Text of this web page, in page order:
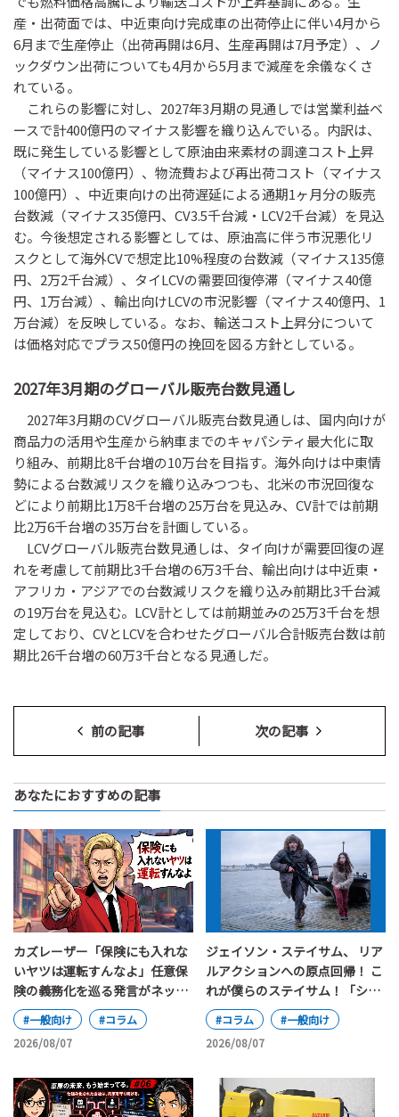
産・出荷面では、中近東向け完成車の出荷停止に伴い4月から
6月まで生産停止（出荷再開は6月、生産再開は7月予定）、ノ
ックダウン出荷についても4月から5月まで減産を余儀なくさ
れている。
これらの影響に対し、2027年3月期の見通しでは営業利益ベ
ースで計400億円のマイナス影響を織り込んでいる。内訳は、
既に発生している影響として原油由来素材の調達コスト上昇
（マイナス100億円）、物流費および再出荷コスト（マイナス
100億円）、中近東向けの出荷遅延による通期1ヶ月分の販売
台数減（マイナス35億円、CV3.5千台減・LCV2千台減）を見込
む。今後想定される影響としては、原油高に伴う市況悪化リ
スクとして海外CVで想定比10%程度の台数減（マイナス135億
円、2万2千台減）、タイLCVの需要回復停滞（マイナス40億
円、1万台減）、輸出向けLCVの市況影響（マイナス40億円、1
万台減）を反映している。なお、輸送コスト上昇分について
は価格対応でプラス50億円の挽回を図る方針としている。
2027年3月期のグローバル販売台数見通し
2027年3月期のCVグローバル販売台数見通しは、国内向けが
商品力の活用や生産から納車までのキャパシティ最大化に取
り組み、前期比8千台増の10万台を目指す。海外向けは中東情
勢による台数減リスクを織り込みつつも、北米の市況回復な
どにより前期比1万8千台増の25万台を見込み、CV計では前期
比2万6千台増の35万台を計画している。
LCVグローバル販売台数見通しは、タイ向けが需要回復の遅
れを考慮して前期比3千台増の6万3千台、輸出向けは中近東・
アフリカ・アジアでの台数減リスクを織り込み前期比3千台減
の19万台を見込む。LCV計としては前期並みの25万3千台を想
定しており、CVとLCVを合わせたグローバル合計販売台数は前
期比26千台増の60万3千台となる見通しだ。
前の記事 次の記事
あなたにおすすめの記事
カズレーザー「保険にも入れな
いヤツは運転すんなよ」任意保
険の義務化を巡る発言がネット
で大論争
#一般向け
#コラム
2026/08/07
ジェイソン・ステイサム、 リア
ルアクションへの原点回帰！ こ
れが僕らのステイサム！「シェ
ルター」
#コラム
#一般向け
2026/08/07